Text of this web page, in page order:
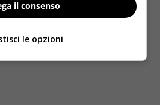
il consenso
le opzioni